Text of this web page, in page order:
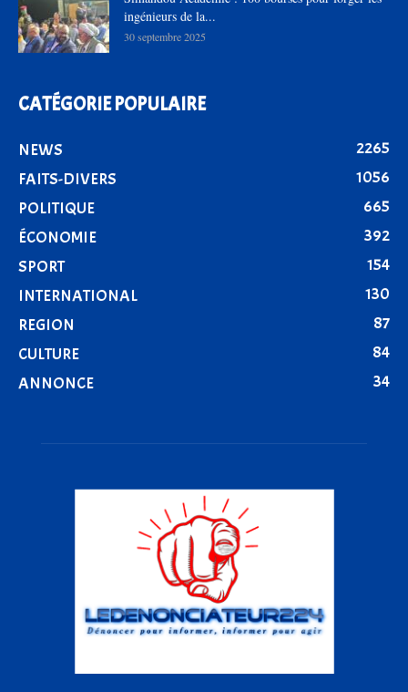
ingénieurs de la...
30 septembre 2025
CATÉGORIE POPULAIRE
NEWS
2265
FAITS-DIVERS
1056
POLITIQUE
665
ÉCONOMIE
392
SPORT
154
INTERNATIONAL
130
REGION
87
CULTURE
84
ANNONCE
34